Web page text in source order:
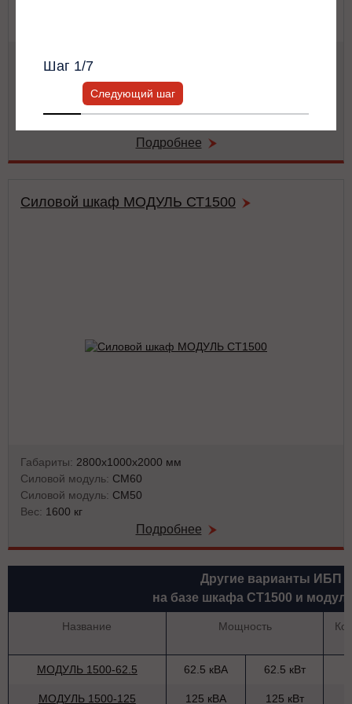
Мощность:62.5 кВА / 62.5 кВт
Число фаз на (вход/выход):3/3
486x743x174 мм
Подробнее
Силовой шкаф МОДУЛЬ СТ1500
Габариты: 2800х1000х2000 мм
Силовой модуль: СМ60
Силовой модуль: СМ50
Вес: 1600 кг
Подробнее
Другие варианты ИБП
на базе шкафа СТ1500 и
Название Мощность
МОДУЛЬ 1500-62.5 62.5 кВА 62.5 кВт
МОДУЛЬ 1500-125 125 кВА 125 кВт
Шаг 1/7
Следующий шаг